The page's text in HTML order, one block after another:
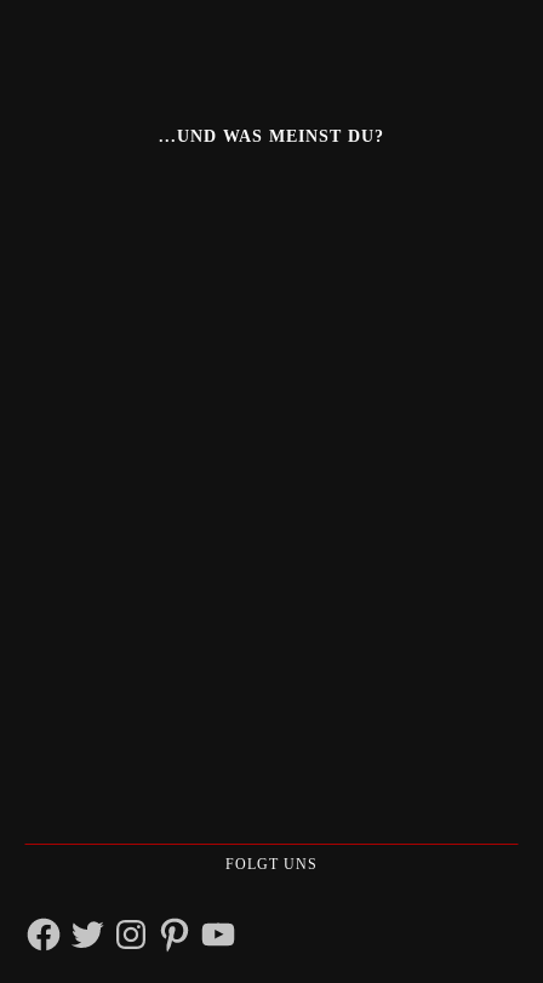
...UND WAS MEINST DU?
FOLGT UNS
FacebookTwitterInstagramPinterestYouTube